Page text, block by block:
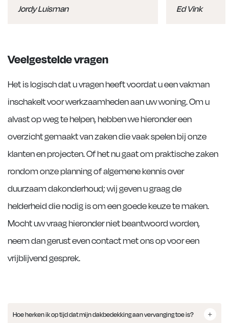
Jordy Luisman Ed Vink
Veelgestelde vragen
Het is logisch dat u vragen heeft voordat u een vakman
inschakelt voor werkzaamheden aan uw woning. Om u
alvast op weg te helpen, hebben we hieronder een
overzicht gemaakt van zaken die vaak spelen bij onze
klanten en projecten. Of het nu gaat om praktische zaken
rondom onze planning of algemene kennis over
duurzaam dakonderhoud; wij geven u graag de
helderheid die nodig is om een goede keuze te maken.
Mocht uw vraag hieronder niet beantwoord worden,
neem dan gerust even contact met ons op voor een
vrijblijvend gesprek.
Hoe herken ik op tijd dat mijn dakbedekking aan vervanging toe is?